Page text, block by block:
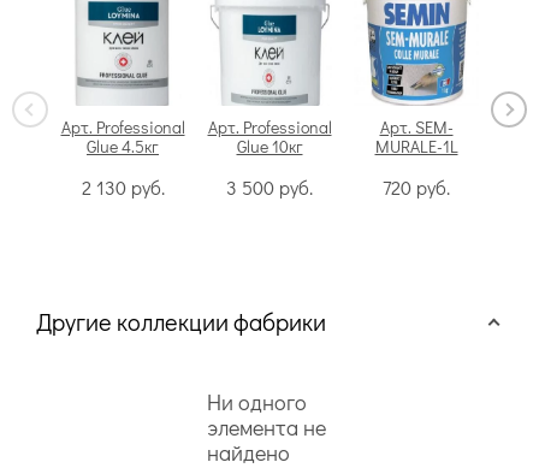
Арт. Professional
Glue 4.5кг
2 130 руб.
Арт. Professional
Glue 10кг
3 500 руб.
Арт. SEM-
MURALE-1L
720 руб.
Другие коллекции фабрики
Ни одного
элемента не
найдено